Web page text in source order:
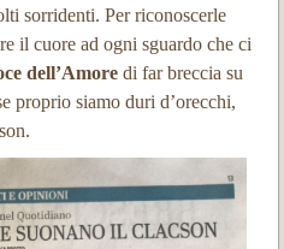
sorridenti. Per riconoscerle
il cuore ad ogni sguardo che ci
dell’Amoredi far breccia su
proprio siamo duri d’orecchi,